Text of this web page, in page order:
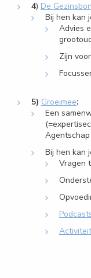
4) De
Bij hen kan
Advies
Zijn
5) Groeimee:
Een
Bij hen kan
Vragen